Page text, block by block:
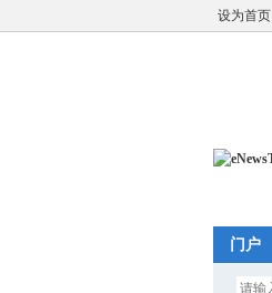
设为首页
门户